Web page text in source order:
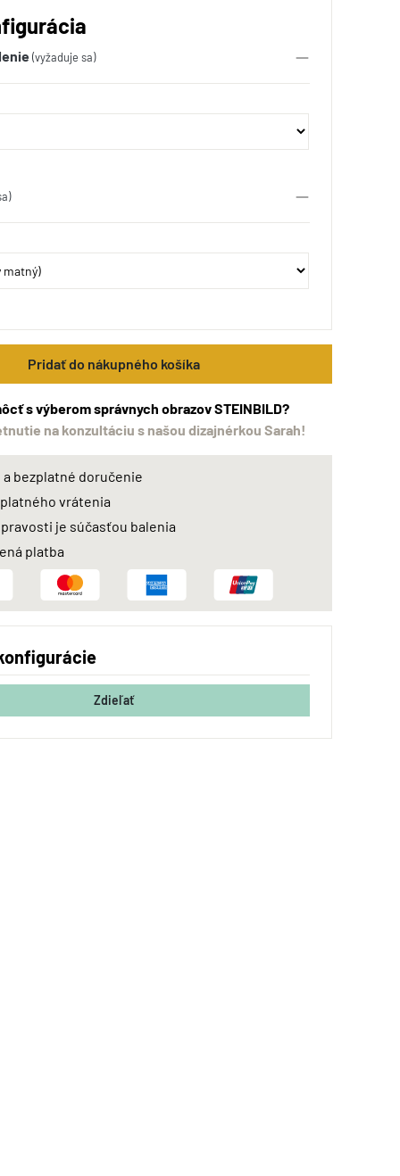
(vyžaduje sa)
Pridať do nákupného košíka
s výberom správnych obrazov STEINBILD?
na konzultáciu s našou dizajnérkou Sarah!
bezplatné doručenie
vrátenia
je súčasťou balenia
platba
Zdieľať